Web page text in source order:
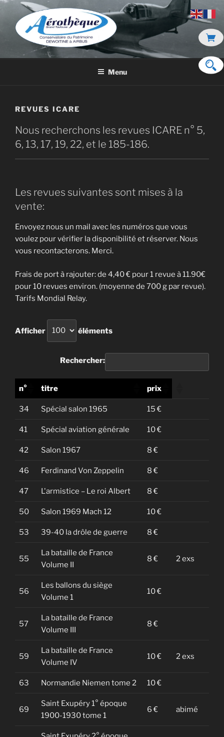
Aller
contenu
principal
DE DEWOITINE À AIRBUS
Menu
REVUES ICARE
Nous recherchons les revues ICARE n° 5,
6, 13, 17, 19, 22, et le 185-186.
Les revues suivantes sont mises à la
vente:
Envoyez nous un mail avec les numéros que vous
voulez pour vérifier la disponibilité et réserver. Nous
vous recontacterons. Merci.
Frais de port à rajouter: de 4,40 € pour 1 revue à 11.90€
pour 10 revues environ. (moyenne de 700 g par revue).
Tarifs Mondial Relay.
Afficher éléments
Rechercher:
n° titre prix
34 Spécial salon 1965 15 €
41 Spécial aviation générale 10 €
42 Salon 1967 8 €
46 Ferdinand Von Zeppelin 8 €
47 L'armistice – Le roi Albert 8 €
50 Salon 1969 Mach 12 10 €
53 39-40 la drôle de guerre 8 €
55
La bataille de France
Volume II
8 € 2 exs
56
Les ballons du siège
Volume 1
10 €
57
La bataille de France
Volume III
8 €
59
La bataille de France
Volume IV
10 € 2 exs
63 Normandie Niemen tome 2 10 €
69
Saint Exupéry 1° époque
1900-1930 tome 1
6 € abimé